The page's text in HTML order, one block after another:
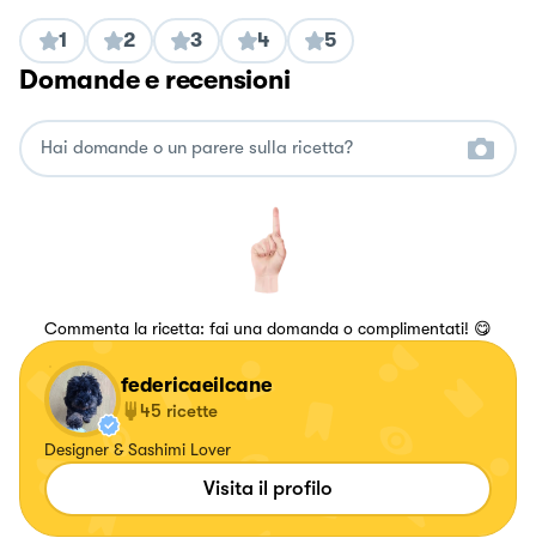
1 2 3 4 5
Domande e recensioni
Commenta la ricetta: fai una domanda o complimentati! 😋
federicaeilcane
45 ricette
Designer & Sashimi Lover
Visita il profilo